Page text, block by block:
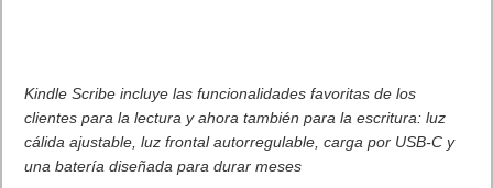
Kindle Scribe incluye las funcionalidades favoritas de los
clientes para la lectura y ahora también para la escritura: luz
cálida ajustable, luz frontal autorregulable, carga por USB-C y
una batería diseñada para durar meses